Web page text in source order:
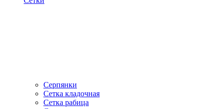
Серпянки
Сетка кладочная
Сетка рабица